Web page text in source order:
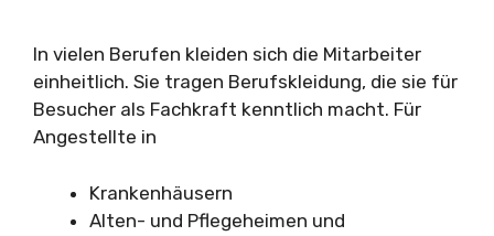
In vielen Berufen kleiden sich die Mitarbeiter
einheitlich. Sie tragen Berufskleidung, die sie für
Besucher als Fachkraft kenntlich macht. Für
Angestellte in
Krankenhäusern
Alten- und Pflegeheimen und